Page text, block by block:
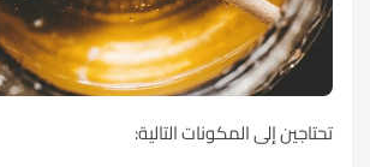
تحتاجين إلى المكونات التالية: